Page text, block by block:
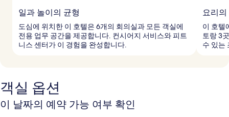
일과 놀이의 균형
도심에 위치한 이 호텔은 6개의 회의실과 모든 객실에
전용 업무 공간을 제공합니다. 컨시어지 서비스와 피트
니스 센터가 이 경험을 완성합니다.
요리
이 호텔
토랑 3
수 있는
객실 옵션
이 날짜의 예약 가능 여부 확인